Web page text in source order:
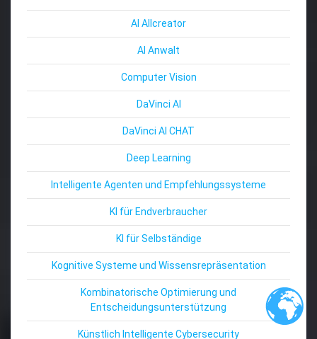
AI Allcreator
AI Anwalt
Computer Vision
DaVinci AI
DaVinci AI CHAT
Deep Learning
Intelligente Agenten und Empfehlungssysteme
KI für Endverbraucher
KI für Selbständige
Kognitive Systeme und Wissensrepräsentation
Kombinatorische Optimierung und
Entscheidungsunterstützung
Künstlich Intelligente Cybersecurity